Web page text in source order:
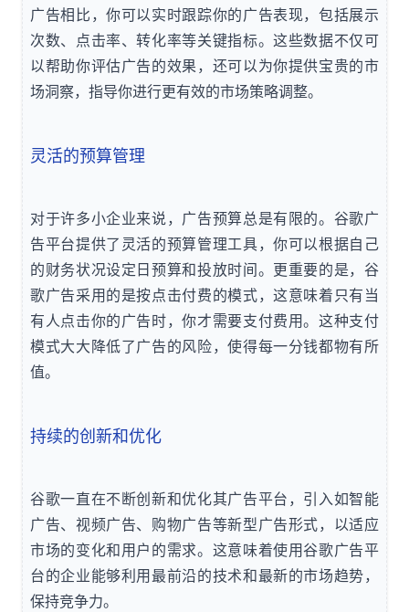
广告相比，你可以实时跟踪你的广告表现，包括展示
次数、点击率、转化率等关键指标。这些数据不仅可
以帮助你评估广告的效果，还可以为你提供宝贵的市
场洞察，指导你进行更有效的市场策略调整。
灵活的预算管理
对于许多小企业来说，广告预算总是有限的。谷歌广
告平台提供了灵活的预算管理工具，你可以根据自己
的财务状况设定日预算和投放时间。更重要的是，谷
歌广告采用的是按点击付费的模式，这意味着只有当
有人点击你的广告时，你才需要支付费用。这种支付
模式大大降低了广告的风险，使得每一分钱都物有所
值。
持续的创新和优化
谷歌一直在不断创新和优化其广告平台，引入如智能
广告、视频广告、购物广告等新型广告形式，以适应
市场的变化和用户的需求。这意味着使用谷歌广告平
台的企业能够利用最前沿的技术和最新的市场趋势，
保持竞争力。